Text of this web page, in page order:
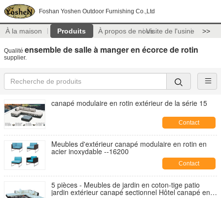
Foshan Yoshen Outdoor Furnishing Co.,Ltd
À la maison Produits À propos de nousVisite de l'usine >>
Qualité ensemble de salle à manger en écorce de rotin
supplier.
canapé modulaire en rotin extérieur de la série 15
Contact
Meubles d'extérieur canapé modulaire en rotin en
acier inoxydable --16200
Contact
5 pièces - Meubles de jardin en coton-tige patio
jardin extérieur canapé sectionnel Hôtel canapé en